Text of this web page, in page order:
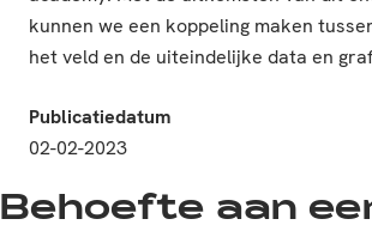
kunnen we een koppeling maken
het veld en de uiteindelijke data en
Publicatiedatum
02-02-2023
Behoefte aan